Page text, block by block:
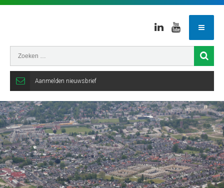
LinkedinYoutube
Aanmelden nieuwsbrief